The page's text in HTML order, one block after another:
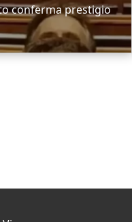
conferma prestigio